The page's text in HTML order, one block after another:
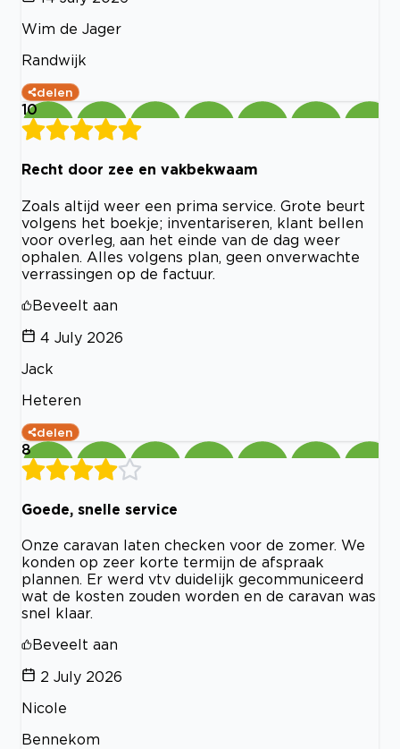
Wim de Jager
Randwijk
delen
10
Recht door zee en vakbekwaam
Zoals altijd weer een prima service. Grote beurt
volgens het boekje; inventariseren, klant bellen
voor overleg, aan het einde van de dag weer
ophalen. Alles volgens plan, geen onverwachte
verrassingen op de factuur.
Beveelt aan
4 July 2026
Jack
Heteren
delen
8
Goede, snelle service
Onze caravan laten checken voor de zomer. We
konden op zeer korte termijn de afspraak
plannen. Er werd vtv duidelijk gecommuniceerd
wat de kosten zouden worden en de caravan was
snel klaar.
Beveelt aan
2 July 2026
Nicole
Bennekom